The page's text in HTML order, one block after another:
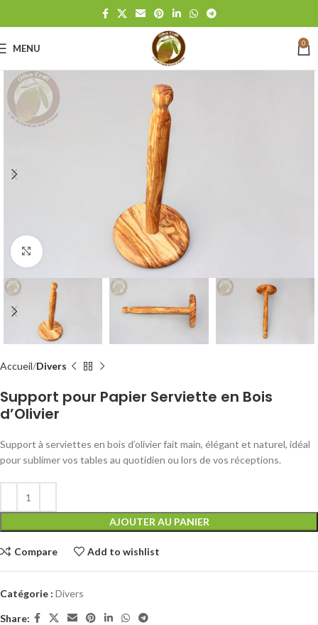
MENU 0
Accueil Divers
Support pour Papier Serviette en Bois
d’Olivier
Support à serviettes en bois d’olivier fait main, élégant et naturel, idéal
pour sublimer vos tables au quotidien ou lors de vos réceptions.
AJOUTER AU PANIER
Compare Add to wishlist
Catégorie : Divers
Share: